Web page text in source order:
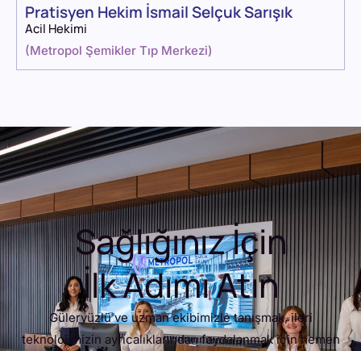
Pratisyen Hekim İsmail Selçuk Sarışık
Acil Hekimi
(Metropol Şemikler Tıp Merkezi)
Sağlığınız İçin
İlk Adımı Atın
Güleryüzlü ve uzman ekibimizle tanışmak, ileri
teknolojimizin ayrıcalıklarından faydalanmak için hemen